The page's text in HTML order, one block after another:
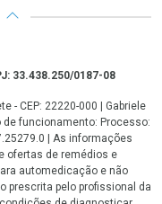
33.438.250/0187-08
- CEP: 22220-000 | Gabriele
de funcionamento: Processo:
| As informações
ofertas de remédios e
automedicação e não
prescrita pelo profissional da